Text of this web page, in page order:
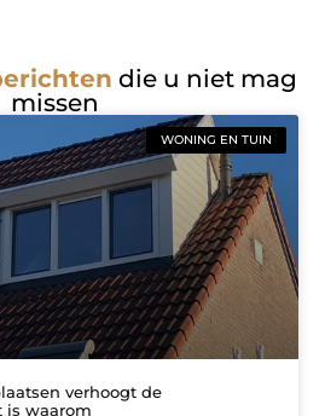
die u niet mag
missen
WONING EN TUIN
verhoogt de
is waarom